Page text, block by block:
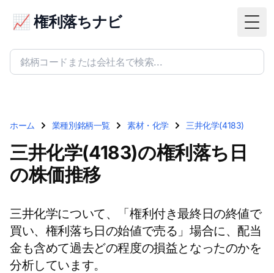
📈 権利落ちナビ
ホーム 業種別銘柄一覧 素材・化学 三井化学(4183)
三井化学(4183)の権利落ち日
の株価推移
三井化学について、「権利付き最終日の終値で
買い、権利落ち日の始値で売る」場合に、配当
金も含めて過去どの程度の損益となったのかを
分析しています。